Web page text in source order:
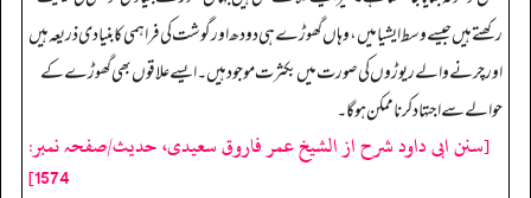
رکھتے ہیں جیسے وسط ایشیا میں، وہاں گھوڑے ہی دودھ اور گوشت کی فراہمی کا بنیادی ذریعہ ہیں
اور چرنے والے ریوڑوں کی صورت میں بکثرت موجود ہیں۔ ایسے علاقوں بھی گھوڑے کے
حوالے سے اجتہاد کرنا ممکن ہوگا۔
[سنن ابی داود شرح از الشیخ عمر فاروق سعیدی، حدیث/صفحہ نمبر:
1574]